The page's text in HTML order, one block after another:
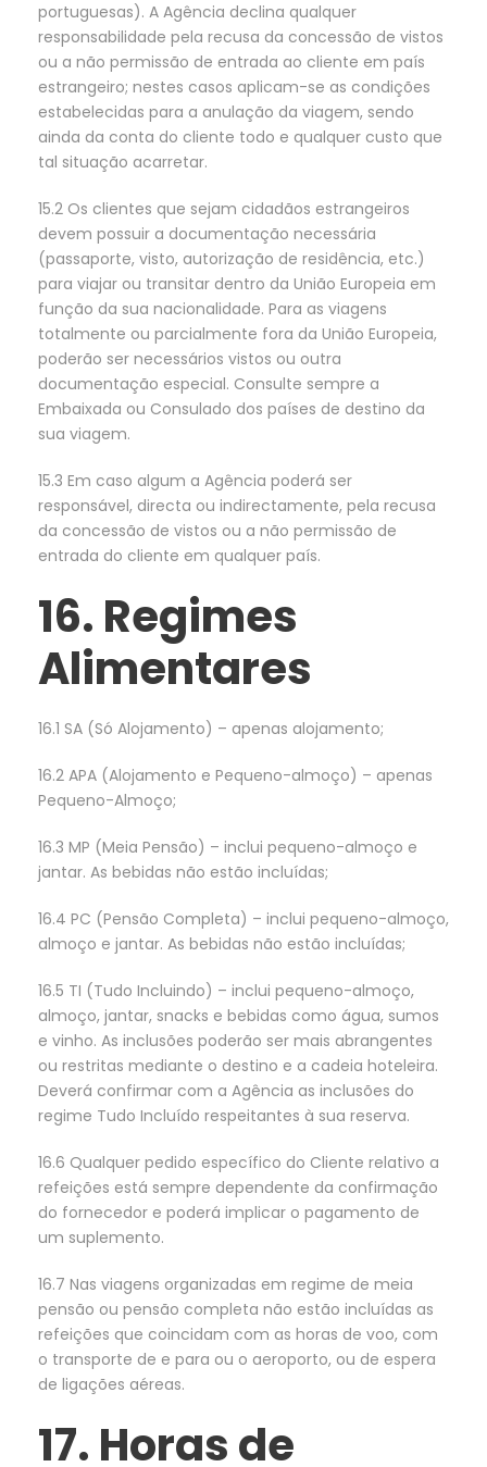
portuguesas). A Agência declina qualquer
responsabilidade pela recusa da concessão de vistos
ou a não permissão de entrada ao cliente em país
estrangeiro; nestes casos aplicam-se as condições
estabelecidas para a anulação da viagem, sendo
ainda da conta do cliente todo e qualquer custo que
tal situação acarretar.
15.2 Os clientes que sejam cidadãos estrangeiros
devem possuir a documentação necessária
(passaporte, visto, autorização de residência, etc.)
para viajar ou transitar dentro da União Europeia em
função da sua nacionalidade. Para as viagens
totalmente ou parcialmente fora da União Europeia,
poderão ser necessários vistos ou outra
documentação especial. Consulte sempre a
Embaixada ou Consulado dos países de destino da
sua viagem.
15.3 Em caso algum a Agência poderá ser
responsável, directa ou indirectamente, pela recusa
da concessão de vistos ou a não permissão de
entrada do cliente em qualquer país.
16. Regimes
Alimentares
16.1 SA (Só Alojamento) – apenas alojamento;
16.2 APA (Alojamento e Pequeno-almoço) – apenas
Pequeno-Almoço;
16.3 MP (Meia Pensão) – inclui pequeno-almoço e
jantar. As bebidas não estão incluídas;
16.4 PC (Pensão Completa) – inclui pequeno-almoço,
almoço e jantar. As bebidas não estão incluídas;
16.5 TI (Tudo Incluindo) – inclui pequeno-almoço,
almoço, jantar, snacks e bebidas como água, sumos
e vinho. As inclusões poderão ser mais abrangentes
ou restritas mediante o destino e a cadeia hoteleira.
Deverá confirmar com a Agência as inclusões do
regime Tudo Incluído respeitantes à sua reserva.
16.6 Qualquer pedido específico do Cliente relativo a
refeições está sempre dependente da confirmação
do fornecedor e poderá implicar o pagamento de
um suplemento.
16.7 Nas viagens organizadas em regime de meia
pensão ou pensão completa não estão incluídas as
refeições que coincidam com as horas de voo, com
o transporte de e para ou o aeroporto, ou de espera
de ligações aéreas.
17. Horas de